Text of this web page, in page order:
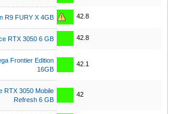
R9 FURY X 4GB 42.8
RTX 3050 6 GB 42.8
Frontier Edition
16GB
42.1
RTX 3050 Mobile
Refresh 6 GB
42